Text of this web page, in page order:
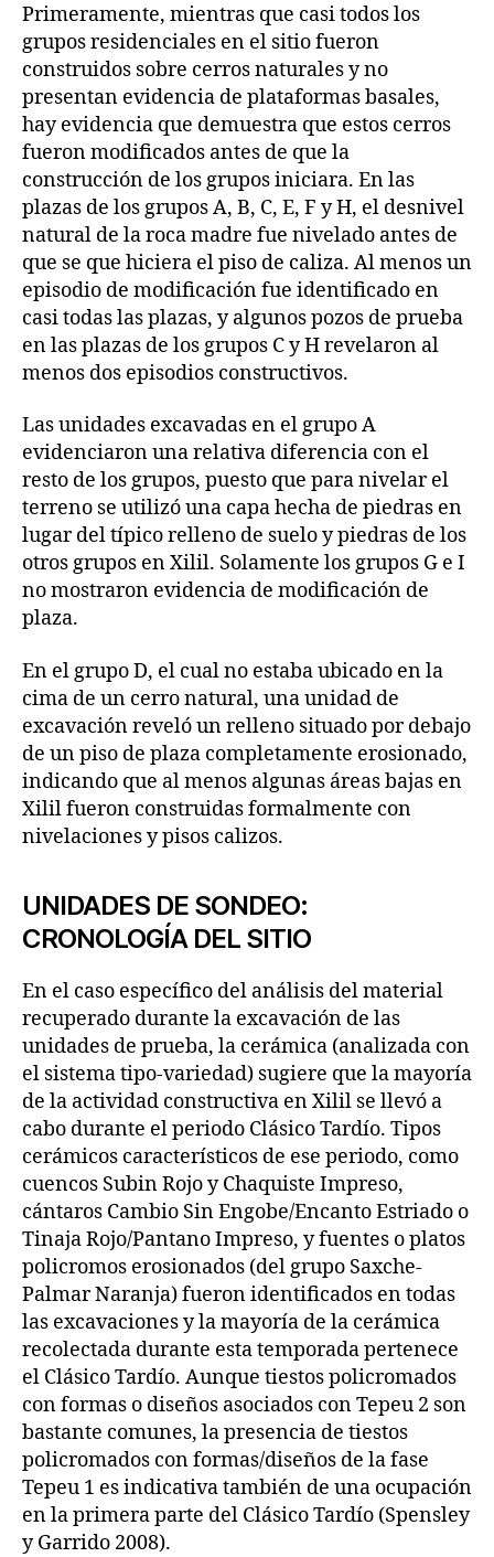
Primeramente, mientras que casi todos los
grupos residenciales en el sitio fueron
construidos sobre cerros naturales y no
presentan evidencia de plataformas basales,
hay evidencia que demuestra que estos cerros
fueron modificados antes de que la
construcción de los grupos iniciara. En las
plazas de los grupos A, B, C, E, F y H, el desnivel
natural de la roca madre fue nivelado antes de
que se que hiciera el piso de caliza. Al menos un
episodio de modificación fue identificado en
casi todas las plazas, y algunos pozos de prueba
en las plazas de los grupos C y H revelaron al
menos dos episodios constructivos.
Las unidades excavadas en el grupo A
evidenciaron una relativa diferencia con el
resto de los grupos, puesto que para nivelar el
terreno se utilizó una capa hecha de piedras en
lugar del típico relleno de suelo y piedras de los
otros grupos en Xilil. Solamente los grupos G e I
no mostraron evidencia de modificación de
plaza.
En el grupo D, el cual no estaba ubicado en la
cima de un cerro natural, una unidad de
excavación reveló un relleno situado por debajo
de un piso de plaza completamente erosionado,
indicando que al menos algunas áreas bajas en
Xilil fueron construidas formalmente con
nivelaciones y pisos calizos.
UNIDADES DE SONDEO:
CRONOLOGÍA DEL SITIO
En el caso específico del análisis del material
recuperado durante la excavación de las
unidades de prueba, la cerámica (analizada con
el sistema tipo-variedad) sugiere que la mayoría
de la actividad constructiva en Xilil se llevó a
cabo durante el periodo Clásico Tardío. Tipos
cerámicos característicos de ese periodo, como
cuencos Subin Rojo y Chaquiste Impreso,
cántaros Cambio Sin Engobe/Encanto Estriado o
Tinaja Rojo/Pantano Impreso, y fuentes o platos
policromos erosionados (del grupo Saxche-
Palmar Naranja) fueron identificados en todas
las excavaciones y la mayoría de la cerámica
recolectada durante esta temporada pertenece
el Clásico Tardío. Aunque tiestos policromados
con formas o diseños asociados con Tepeu 2 son
bastante comunes, la presencia de tiestos
policromados con formas/diseños de la fase
Tepeu 1 es indicativa también de una ocupación
en la primera parte del Clásico Tardío (Spensley
y Garrido 2008).